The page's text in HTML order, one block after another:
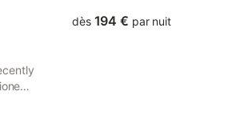
dès 194 € par nuit